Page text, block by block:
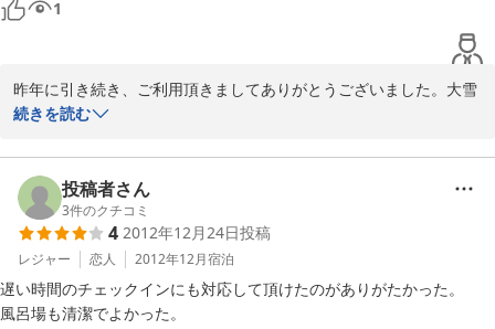
1
昨年に引き続き、ご利用頂きましてありがとうございました。大雪
の影響もあり、大したおもてなしもできませんでしたが、お喜び頂
も、感想ありがとうございます。シャワーの水圧につきましては、
週明けにも業者を手配し、調整いたします。
洗面所のお湯の件は、今すぐの改善は難しいですが、次回改装時に
真っ先に改善させて頂きます。
その間の移行処置としまして、朝の時間もお風呂場のシャワーを開
放させて頂くことを検討します。
続きを読む
投稿者さん
3件のクチコミ
4 2012年12月24日投稿
レジャー 恋人 2012年12月宿泊
遅い時間のチェックインにも対応して頂けたのがありがたかった。
風呂場も清潔でよかった。